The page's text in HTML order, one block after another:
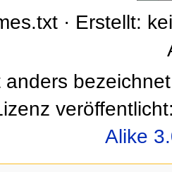
· Erstellt:
anders
Alike